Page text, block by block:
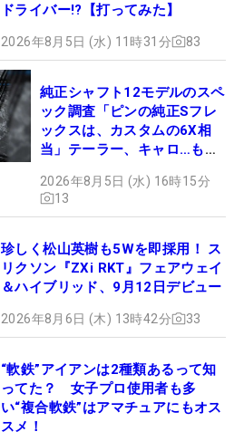
ドライバー!?【打ってみた】
2026年8月5日 (水) 11時31分 83
純正シャフト12モデルのスペ
ック調査「ピンの純正Sフレ
ックスは、カスタムの6X相
当」テーラー、キャロ…もチ
2026年8月5日 (水) 16時15分
13
珍しく松山英樹も5Wを即採用！ ス
リクソン『ZXi RKT』フェアウェイ
＆ハイブリッド、9月12日デビュー
2026年8月6日 (木) 13時42分 33
“軟鉄”アイアンは2種類あるって知
ってた？ 女子プロ使用者も多
い“複合軟鉄”はアマチュアにもオス
スメ！